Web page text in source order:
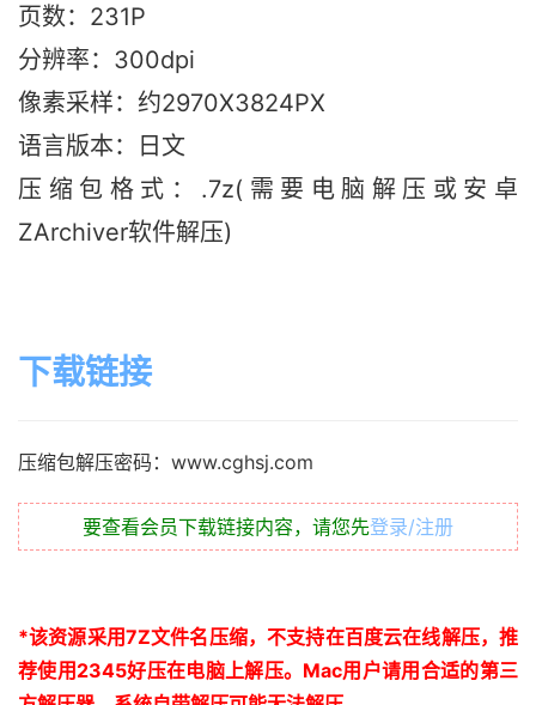
页数：231P
分辨率：300dpi
像素采样：约2970X3824PX
语言版本：日文
压缩包格式：.7z(需要电脑解压或安卓
ZArchiver软件解压)
下载链接
压缩包解压密码：www.cghsj.com
要查看会员下载链接内容，请您先登录/注册
*该资源采用7Z文件名压缩，不支持在百度云在线解压，推
荐使用2345好压在电脑上解压。 Mac用户请用合适的第三